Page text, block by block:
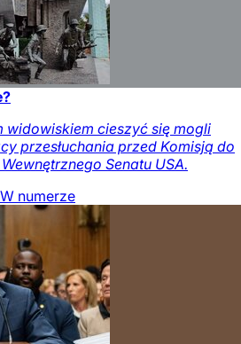
widowiskiem cieszyć się mogli
przesłuchania przed Komisją do
Senatu USA.
W numerze